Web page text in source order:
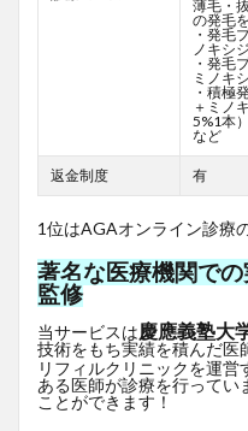
薄毛・
の発毛
・発毛
ノキシ
・発毛
ミノキ
・積極
＋ミノ
5%1本）
など
返金制度 有
1位はAGAオンライン診療
著名な医療機関で
監修
当サービスは慶應義塾大
技術をもち実績を積んだ医
リフィルクリニックを運営
ある医師が診療を行ってい
ことができます！